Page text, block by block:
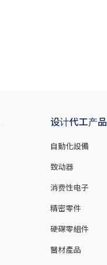
设计代工产品
自動化設備
致动器
消费性电子
精密零件
硬碟零組件
醫材產品